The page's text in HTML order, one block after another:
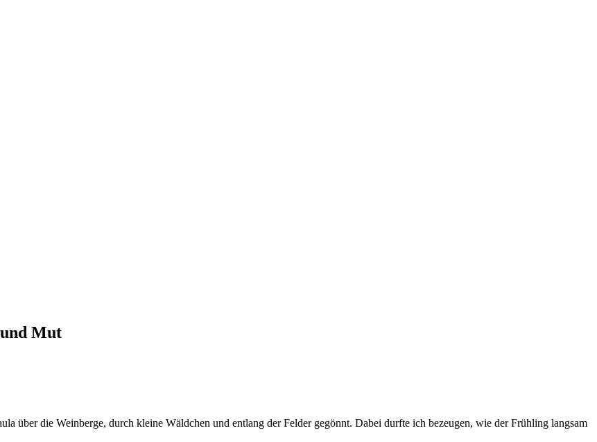
Mut
über die Weinberge, durch kleine Wäldchen und entlang der Felder gegönnt. Dabei durfte ich bezeugen, wie der Frühling langsam